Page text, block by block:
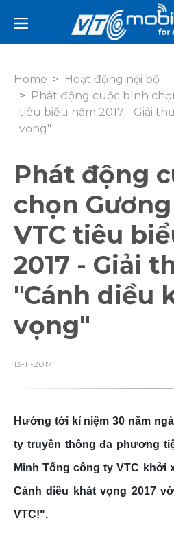
Home
Hoạt động nội bộ
Phát động cuộc bình
tiêu biểu năm 2017 - Giải
vọng"
Phát động
chọn
VTC tiêu
2017 - Giải
"Cánh diều
vọng"
13-11-2017
Hướng tới kỉ niệm 30 năm
ty truyền thông đa phương
Minh Tổng công ty VTC
Cánh diều khát vọng 2017
VTC!".